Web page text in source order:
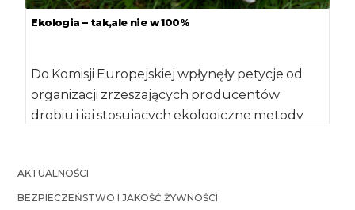
Ekologia – tak,ale nie w 100%
Do Komisji Europejskiej wpłynęły petycje od
organizacji zrzeszających producentów
drobiu i jaj stosujących ekologiczne metody
AKTUALNOŚCI
BEZPIECZEŃSTWO I JAKOŚĆ ŻYWNOŚCI